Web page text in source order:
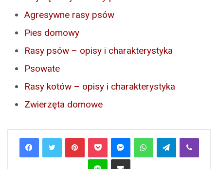
Agresywne rasy psów
Pies domowy
Rasy psów – opisy i charakterystyka
Psowate
Rasy kotów – opisy i charakterystyka
Zwierzęta domowe
PinterestPocket MessengerWhatsAppTelegramViber
Line Share via Email